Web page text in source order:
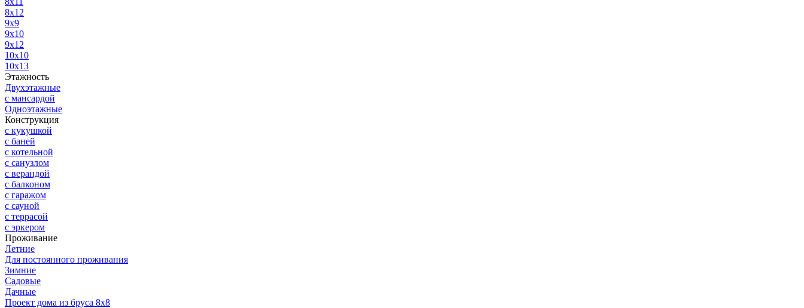
8х12
9х9
9х10
9х12
10х10
10х13
Этажность
Двухэтажные
с мансардой
Одноэтажные
Конструкция
с кукушкой
с баней
с котельной
с санузлом
с верандой
с балконом
с гаражом
с сауной
с террасой
с эркером
Проживание
Летние
Для постоянного проживания
Зимние
Садовые
Дачные
Проект дома из бруса 8х8